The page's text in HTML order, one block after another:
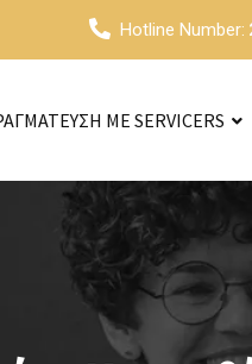
Hotline Number:
ΜΕ SERVICERS